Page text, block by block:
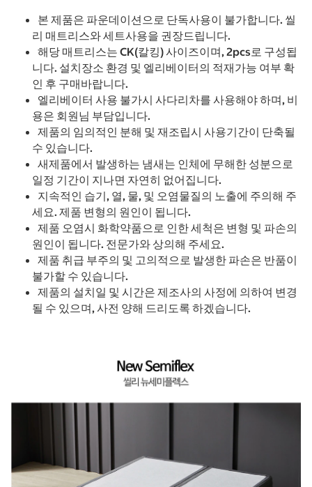
본 제품은 파운데이션으로 단독사용이 불가합니다. 씰
리 매트리스와 세트사용을 권장드립니다.
해당 매트리스는 CK(칼킹) 사이즈이며, 2pcs로 구성됩
니다. 설치장소 환경 및 엘리베이터의 적재가능 여부 확
인 후 구매바랍니다.
엘리베이터 사용 불가시 사다리차를 사용해야 하며, 비
용은 회원님 부담입니다.
제품의 임의적인 분해 및 재조립시 사용기간이 단축될
수 있습니다.
새제품에서 발생하는 냄새는 인체에 무해한 성분으로
일정 기간이 지나면 자연히 없어집니다.
지속적인 습기, 열, 물, 및 오염물질의 노출에 주의해 주
세요. 제품 변형의 원인이 됩니다.
제품 오염시 화학약품으로 인한 세척은 변형 및 파손의
원인이 됩니다. 전문가와 상의해 주세요.
제품 취급 부주의 및 고의적으로 발생한 파손은 반품이
불가할 수 있습니다.
제품의 설치일 및 시간은 제조사의 사정에 의하여 변경
될 수 있으며, 사전 양해 드리도록 하겠습니다.